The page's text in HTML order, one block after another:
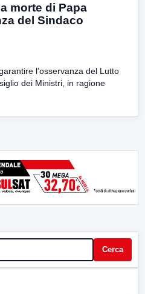
morte di Papa
del Sindaco
l’osservanza del Lutto
dei Ministri, in ragione
Cerca